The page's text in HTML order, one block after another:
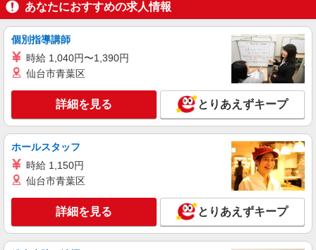
ライフ蕨駅前店 埼玉県蕨市塚越1-7-9
詳細を見る
アルバイト
夜間店舗運営補助
時給1,150円以上
ライフ蕨駅前店 埼玉県蕨市塚越1-7-9
キープ 詳細を見る
株式会社ジョブリンクシステムズ
精肉加工業務
あなたにおすすめの求人情報
個別指導講師
時給 1,040円〜1,390円
仙台市青葉区
詳細を見る とりあえずキープ
ホールスタッフ
時給 1,150円
仙台市青葉区
詳細を見る とりあえずキープ